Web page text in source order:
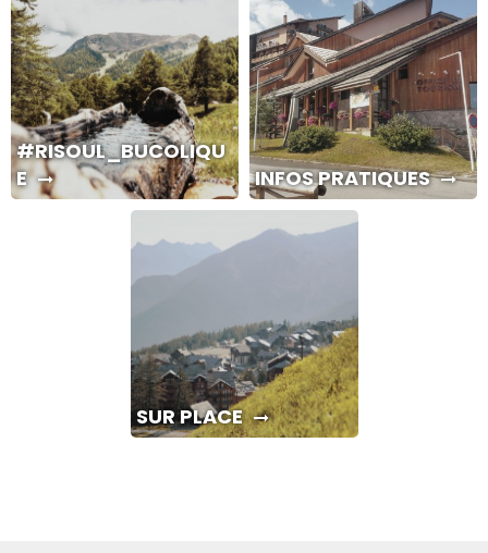
#RISOUL_BUCOLIQU
E
INFOS PRATIQUES
SUR PLACE